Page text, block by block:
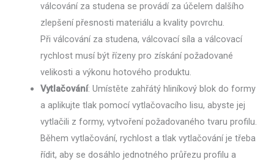
válcování za studena se provádí za účelem dalšího
zlepšení přesnosti materiálu a kvality povrchu.
Při válcování za studena, válcovací síla a válcovací
rychlost musí být řízeny pro získání požadované
velikosti a výkonu hotového produktu.
Vytlačování: Umístěte zahřátý hliníkový blok do formy
a aplikujte tlak pomocí vytlačovacího lisu, abyste jej
vytlačili z formy, vytvoření požadovaného tvaru profilu.
Během vytlačování, rychlost a tlak vytlačování je třeba
řídit, aby se dosáhlo jednotného průřezu profilu a